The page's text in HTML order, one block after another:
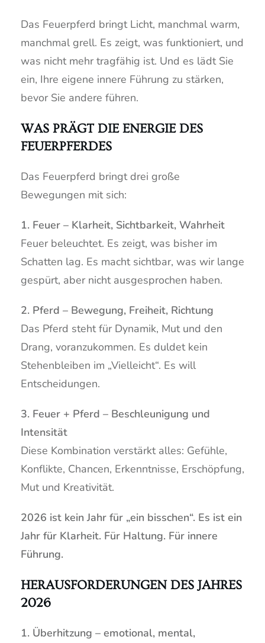
Das Feuerpferd bringt Licht, manchmal warm,
manchmal grell. Es zeigt, was funktioniert, und
was nicht mehr tragfähig ist. Und es lädt Sie
ein, Ihre eigene innere Führung zu stärken,
bevor Sie andere führen.
WAS PRÄGT DIE ENERGIE DES
FEUERPFERDES
Das Feuerpferd bringt drei große
Bewegungen mit sich:
1. Feuer – Klarheit, Sichtbarkeit, Wahrheit
Feuer beleuchtet. Es zeigt, was bisher im
Schatten lag. Es macht sichtbar, was wir lange
gespürt, aber nicht ausgesprochen haben.
2. Pferd – Bewegung, Freiheit, Richtung
Das Pferd steht für Dynamik, Mut und den
Drang, voranzukommen. Es duldet kein
Stehenbleiben im „Vielleicht“. Es will
Entscheidungen.
3. Feuer + Pferd – Beschleunigung und
Intensität
Diese Kombination verstärkt alles: Gefühle,
Konflikte, Chancen, Erkenntnisse, Erschöpfung,
Mut und Kreativität.
2026 ist kein Jahr für „ein bisschen“. Es ist ein
Jahr für Klarheit. Für Haltung. Für innere
Führung.
HERAUSFORDERUNGEN DES JAHRES
2026
1. Überhitzung – emotional, mental,